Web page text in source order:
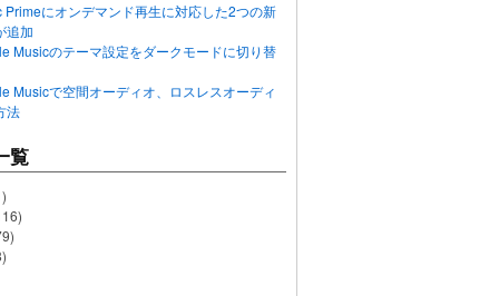
Primeにオンデマンド再生に対応した2つの新
追加
Musicのテーマ設定をダークモードに切り替
Musicで空間オーディオ、ロスレスオーディ
法
覧